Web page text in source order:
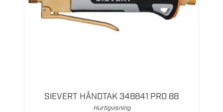
SIEVERT HÅNDTAK 348841 PRO 88
Hurtigvisning